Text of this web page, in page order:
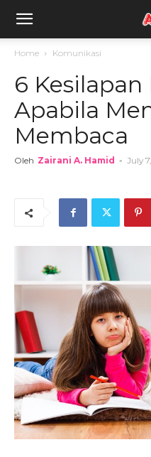
awal.my
Home Komunikasi
6
Apabila
Membaca
Oleh Zairani A. Hamid - July